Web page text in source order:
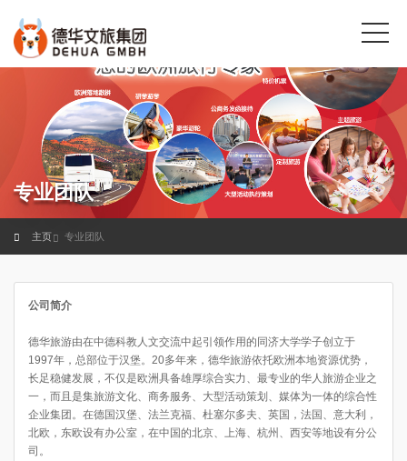
专业团队
主页 专业团队
公司简介
德华旅游由在中德科教人文交流中起引领作用的同济大学学子创立于
1997年，总部位于汉堡。20多年来，德华旅游依托欧洲本地资源优势，
长足稳健发展，不仅是欧洲具备雄厚综合实力、最专业的华人旅游企业之
一，而且是集旅游文化、商务服务、大型活动策划、媒体为一体的综合性
企业集团。在德国汉堡、法兰克福、杜塞尔多夫、英国，法国、意大利，
北欧，东欧设有办公室，在中国的北京、上海、杭州、西安等地设有分公
司。